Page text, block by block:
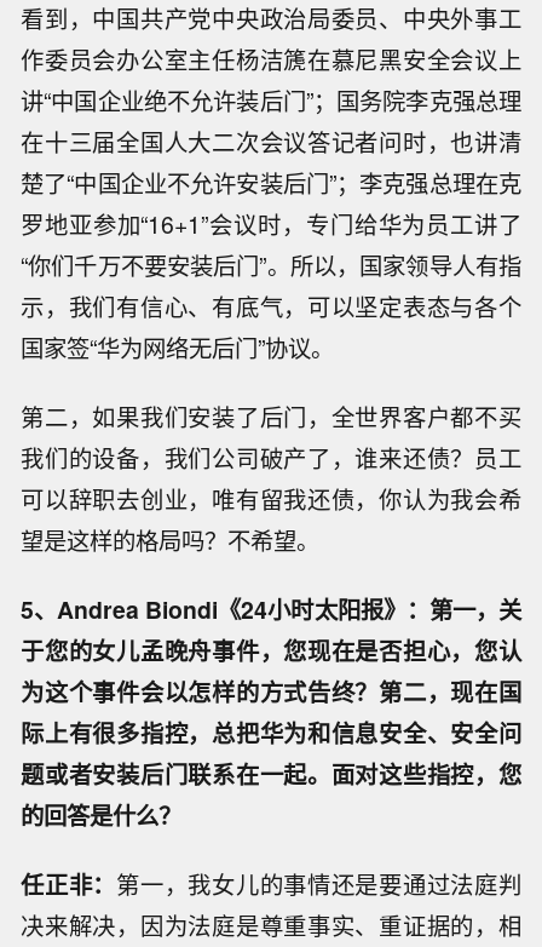
看到，中国共产党中央政治局委员、中央外事工
作委员会办公室主任杨洁篪在慕尼黑安全会议上
讲“中国企业绝不允许装后门”；国务院李克强总理
在十三届全国人大二次会议答记者问时，也讲清
楚了“中国企业不允许安装后门”；李克强总理在克
罗地亚参加“16+1”会议时，专门给华为员工讲了
“你们千万不要安装后门”。所以，国家领导人有指
示，我们有信心、有底气，可以坚定表态与各个
国家签“华为网络无后门”协议。
第二，如果我们安装了后门，全世界客户都不买
我们的设备，我们公司破产了，谁来还债？员工
可以辞职去创业，唯有留我还债，你认为我会希
望是这样的格局吗？不希望。
5、Andrea Biondi《24小时太阳报》：第一，关
于您的女儿孟晚舟事件，您现在是否担心，您认
为这个事件会以怎样的方式告终？第二，现在国
际上有很多指控，总把华为和信息安全、安全问
题或者安装后门联系在一起。面对这些指控，您
的回答是什么？
任正非： 第一，我女儿的事情还是要通过法庭判
决来解决，因为法庭是尊重事实、重证据的，相